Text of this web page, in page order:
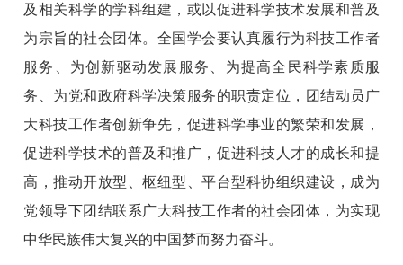
及相关科学的学科组建，或以促进科学技术发展和普及
为宗旨的社会团体。全国学会要认真履行为科技工作者
服务、为创新驱动发展服务、为提高全民科学素质服
务、为党和政府科学决策服务的职责定位，团结动员广
大科技工作者创新争先，促进科学事业的繁荣和发展，
促进科学技术的普及和推广，促进科技人才的成长和提
高，推动开放型、枢纽型、平台型科协组织建设，成为
党领导下团结联系广大科技工作者的社会团体，为实现
中华民族伟大复兴的中国梦而努力奋斗。